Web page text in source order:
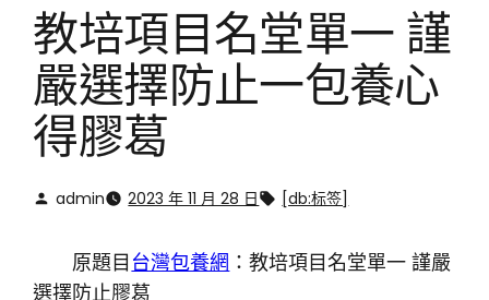
教培項目名堂單一 謹
嚴選擇防止一包養心
得膠葛
admin 2023 年 11 月 28 日 [db:标签]
原題目 台灣包養網 ：教培項目名堂單一 謹嚴
選擇防止膠葛